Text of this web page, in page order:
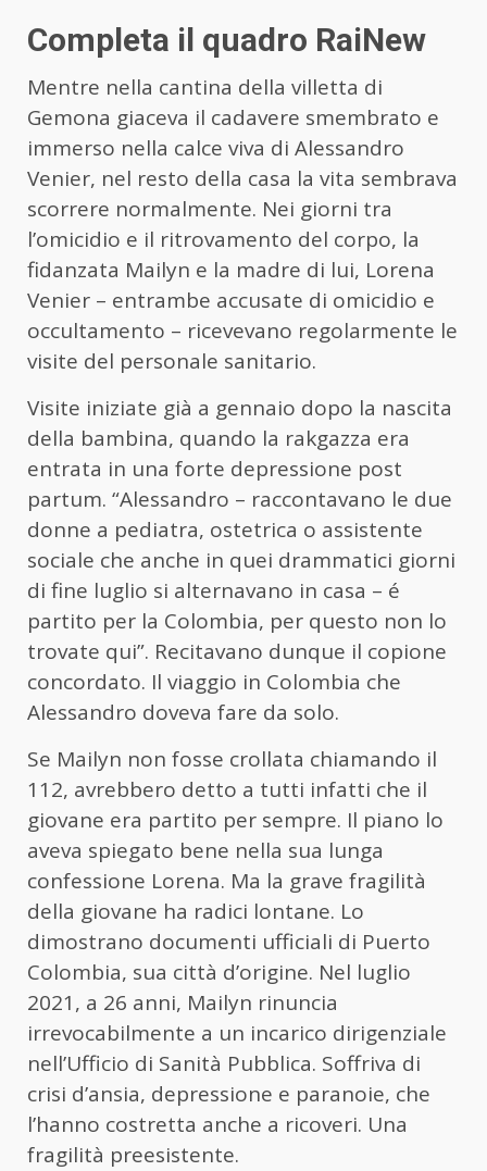
Completa il quadro RaiNew
Mentre nella cantina della villetta di
Gemona giaceva il cadavere smembrato e
immerso nella calce viva di Alessandro
Venier, nel resto della casa la vita sembrava
scorrere normalmente. Nei giorni tra
l’omicidio e il ritrovamento del corpo, la
fidanzata Mailyn e la madre di lui, Lorena
Venier – entrambe accusate di omicidio e
occultamento – ricevevano regolarmente le
visite del personale sanitario.
Visite iniziate già a gennaio dopo la nascita
della bambina, quando la rakgazza era
entrata in una forte depressione post
partum. “Alessandro – raccontavano le due
donne a pediatra, ostetrica o assistente
sociale che anche in quei drammatici giorni
di fine luglio si alternavano in casa – é
partito per la Colombia, per questo non lo
trovate qui”. Recitavano dunque il copione
concordato. Il viaggio in Colombia che
Alessandro doveva fare da solo.
Se Mailyn non fosse crollata chiamando il
112, avrebbero detto a tutti infatti che il
giovane era partito per sempre. Il piano lo
aveva spiegato bene nella sua lunga
confessione Lorena. Ma la grave fragilità
della giovane ha radici lontane. Lo
dimostrano documenti ufficiali di Puerto
Colombia, sua città d’origine. Nel luglio
2021, a 26 anni, Mailyn rinuncia
irrevocabilmente a un incarico dirigenziale
nell’Ufficio di Sanità Pubblica. Soffriva di
crisi d’ansia, depressione e paranoie, che
l’hanno costretta anche a ricoveri. Una
fragilità preesistente.